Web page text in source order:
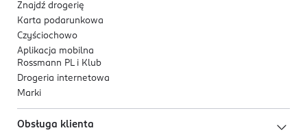
Znajdź drogerię
Karta podarunkowa
Czyściochowo
Aplikacja mobilna
Rossmann PL i Klub
Drogeria internetowa
Marki
Obsługa klienta